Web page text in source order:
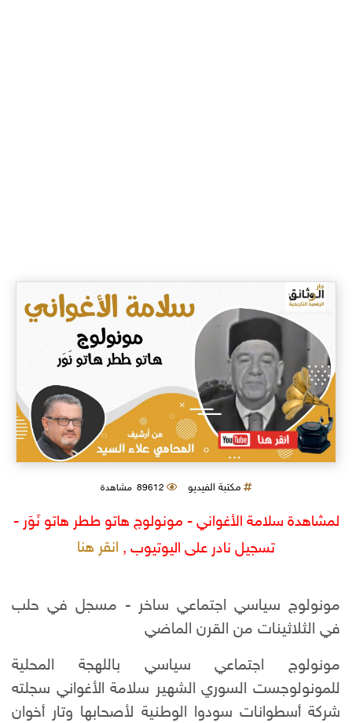
مكتبة الفيديو 89612 مشاهدة
لمشاهدة سلامة الأغواني - مونولوج هاتو ططر هاتو نَوَر -
تسجيل نادر على اليوتيوب , انقر هنا
مونولوج سياسي اجتماعي ساخر - مسجل في حلب
في الثلاثينات من القرن الماضي
مونولوج اجتماعي سياسي باللهجة المحلية
للمونولوجست السوري الشهير سلامة الأغواني سجلته
شركة أسطوانات سودوا الوطنية لأصحابها وتار أخوان